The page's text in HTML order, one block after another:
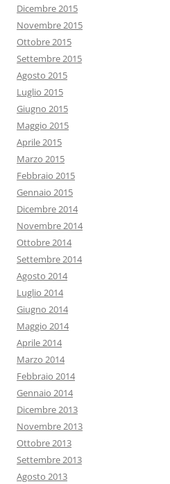
Dicembre 2015
Novembre 2015
Ottobre 2015
Settembre 2015
Agosto 2015
Luglio 2015
Giugno 2015
Maggio 2015
Aprile 2015
Marzo 2015
Febbraio 2015
Gennaio 2015
Dicembre 2014
Novembre 2014
Ottobre 2014
Settembre 2014
Agosto 2014
Luglio 2014
Giugno 2014
Maggio 2014
Aprile 2014
Marzo 2014
Febbraio 2014
Gennaio 2014
Dicembre 2013
Novembre 2013
Ottobre 2013
Settembre 2013
Agosto 2013